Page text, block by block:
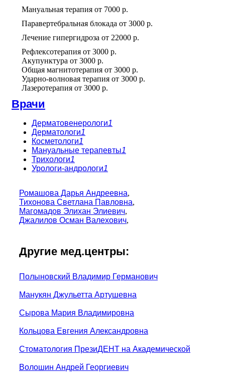
Мануальная терапия от 7000 р.
Паравертебральная блокада от 3000 р.
Лечение гипергидроза от 22000 р.
Рефлексотерапия от 3000 р.
Акупунктура от 3000 р.
Общая магнитотерапия от 3000 р.
Ударно-волновая терапия от 3000 р.
Лазеротерапия от 3000 р.
Врачи
Дерматовенерологи1
Дерматологи1
Косметологи1
Мануальные терапевты1
Трихологи1
Урологи-андрологи1
Ромашова Дарья Андреевна,
Тихонова Светлана Павловна,
Магомадов Элихан Элиевич,
Джалилов Осман Валехович,
Другие мед.центры:
Полыновский Владимир Германович
Манукян Джульетта Артушевна
Сырова Мария Владимировна
Кольцова Евгения Александровна
Стоматология ПрезиДЕНТ на Академической
Волошин Андрей Георгиевич